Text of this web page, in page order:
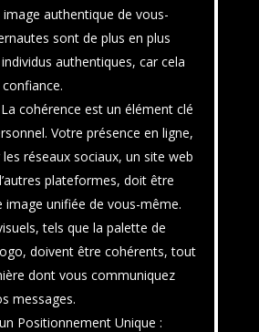
authentique de vous-
sont de plus en plus
authentiques, car cela
cohérence est un élément clé
Votre présence en ligne,
réseaux sociaux, un site web
plateformes, doit être
image unifiée de vous-même.
tels que la palette de
doivent être cohérents, tout
dont vous communiquez
messages.
Positionnement Unique :